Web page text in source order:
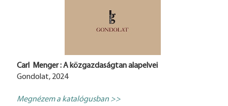
Carl Menger : A közgazdaságtan alapelvei
Gondolat, 2024
Megnézem a katalógusban >>